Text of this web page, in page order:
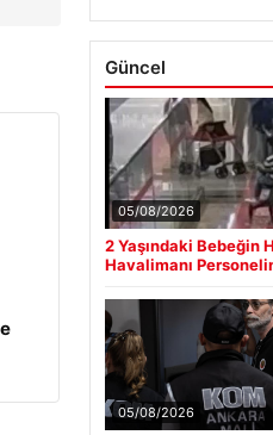
Güncel
05/08/2026
2 Yaşındaki Bebeğin
Havalimanı
05/08/2026